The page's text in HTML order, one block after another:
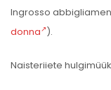
Ingrosso
donna ).
Naisteriiete hulgimüük